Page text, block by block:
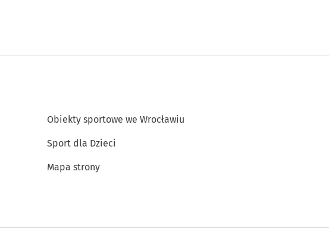
Obiekty sportowe we Wrocławiu
Sport dla Dzieci
Mapa strony